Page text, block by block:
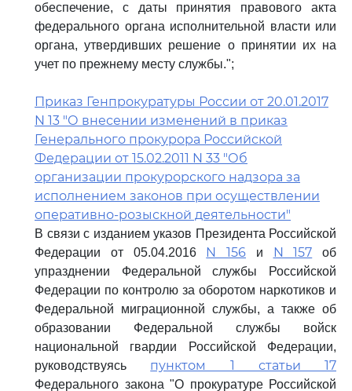
обеспечение, с даты принятия правового акта
федерального органа исполнительной власти или
органа, утвердивших решение о принятии их на
учет по прежнему месту службы.";
Приказ Генпрокуратуры России от 20.01.2017
N 13 "О внесении изменений в приказ
Генерального прокурора Российской
Федерации от 15.02.2011 N 33 "Об
организации прокурорского надзора за
исполнением законов при осуществлении
оперативно-розыскной деятельности"
В связи с изданием указов Президента Российской
Федерации от 05.04.2016 N 156 и N 157 об
упразднении Федеральной службы Российской
Федерации по контролю за оборотом наркотиков и
Федеральной миграционной службы, а также об
образовании Федеральной службы войск
национальной гвардии Российской Федерации,
руководствуясь пунктом 1 статьи 17
Федерального закона "О прокуратуре Российской